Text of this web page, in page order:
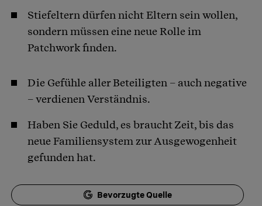
Stiefeltern dürfen nicht Eltern sein wollen,
sondern müssen eine neue Rolle im
Patchwork finden.
Die Gefühle aller Beteiligten – auch negative
– verdienen Verständnis.
Haben Sie Geduld, es braucht Zeit, bis das
neue Familiensystem zur Ausgewogenheit
gefunden hat.
Bevorzugte Quelle